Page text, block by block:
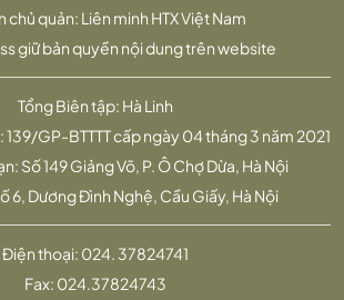
Tổng Biên tập: Hà Linh
GP-BTTTT cấp ngày 04 tháng 3 năm 2021
Số 149 Giảng Võ, P. Ô Chợ Dừa, Hà Nội
6, Dương Đình Nghệ, Cầu Giấy, Hà Nội
chủ quản: Liên minh HTX Việt Nam
giữ bản quyền nội dung trên website
Điện thoại: 024. 37824741
Fax: 024.37824743